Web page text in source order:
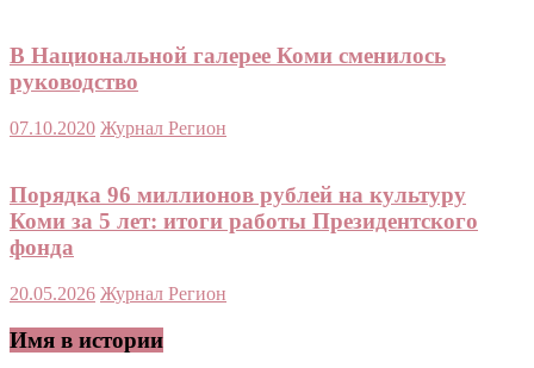
В Национальной галерее Коми сменилось
руководство
07.10.2020 Журнал Регион
Порядка 96 миллионов рублей на культуру
Коми за 5 лет: итоги работы Президентского
фонда
20.05.2026 Журнал Регион
Имя в истории